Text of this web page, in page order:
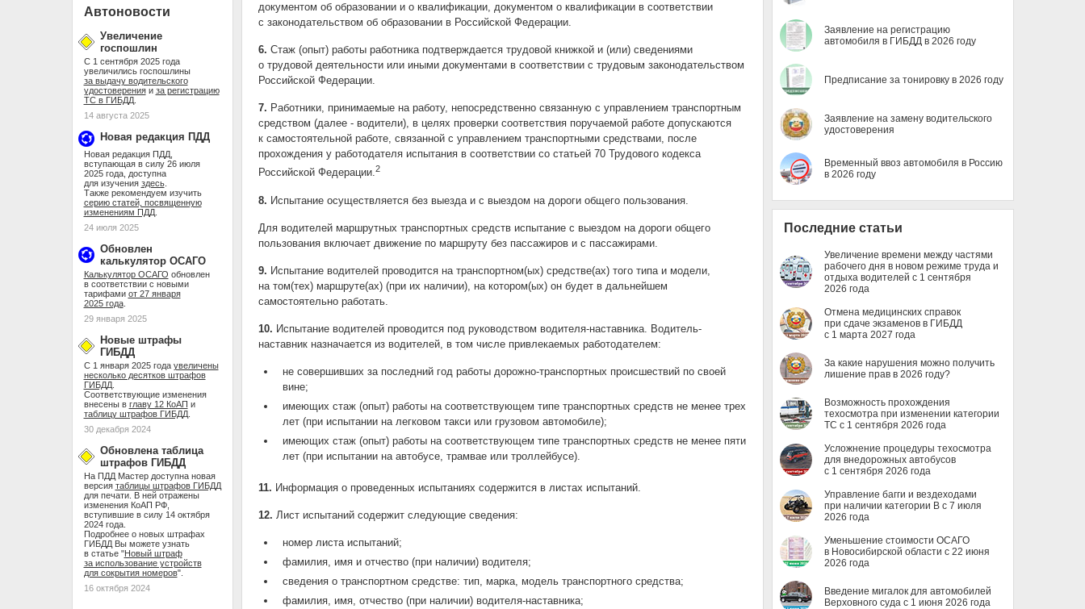
Автоновости
Увеличение
госпошлин
С 1 сентября 2025 года
увеличились госпошлины
за выдачу водительского
удостоверенияи за регистрацию
ТС в ГИБДД.
14 августа 2025
Новая редакция ПДД
Новая редакция ПДД,
вступающая в силу 26 июля
2025 года, доступна
для изучения здесь.
Также рекомендуем изучить
серию статей, посвященную
изменениям ПДД.
24 июля 2025
Обновлен
калькулятор ОСАГО
Калькулятор ОСАГО обновлен
в соответствии с новыми
тарифами от 27 января
2025 года.
29 января 2025
Новые штрафы
ГИБДД
С 1 января 2025 года увеличены
несколько десятков штрафов
ГИБДД.
Соответствующие изменения
внесены в главу 12 КоАП и
таблицу штрафов ГИБДД.
30 декабря 2024
Обновлена таблица
штрафов ГИБДД
На ПДД Мастер доступна новая
версия таблицы штрафов ГИБДД
для печати. В ней отражены
изменения КоАП РФ,
вступившие в силу 14 октября
2024 года.
Подробнее о новых штрафах
ГИБДД Вы можете узнать
в статье "Новый штраф
за использование устройств
для сокрытия номеров".
16 октября 2024
документом об образовании и о квалификации, документом о квалификации в соответствии
с законодательством об образовании в Российской Федерации.
6. Стаж (опыт) работы работника подтверждается трудовой книжкой и (или) сведениями
о трудовой деятельности или иными документами в соответствии с трудовым законодательством
Российской Федерации.
7. Работники, принимаемые на работу, непосредственно связанную с управлением транспортным
средством (далее - водители), в целях проверки соответствия поручаемой работе допускаются
к самостоятельной работе, связанной с управлением транспортными средствами, после
прохождения у работодателя испытания в соответствии со статьей 70 Трудового кодекса
Российской Федерации.2
8. Испытание осуществляется без выезда и с выездом на дороги общего пользования.
Для водителей маршрутных транспортных средств испытание с выездом на дороги общего
пользования включает движение по маршруту без пассажиров и с пассажирами.
9. Испытание водителей проводится на транспортном(ых) средстве(ах) того типа и модели,
на том(тех) маршруте(ах) (при их наличии), на котором(ых) он будет в дальнейшем
самостоятельно работать.
10. Испытание водителей проводится под руководством водителя-наставника. Водитель-
наставник назначается из водителей, в том числе привлекаемых работодателем:
не совершивших за последний год работы дорожно-транспортных происшествий по своей
вине;
имеющих стаж (опыт) работы на соответствующем типе транспортных средств не менее трех
лет (при испытании на легковом такси или грузовом автомобиле);
имеющих стаж (опыт) работы на соответствующем типе транспортных средств не менее пяти
лет (при испытании на автобусе, трамвае или троллейбусе).
11. Информация о проведенных испытаниях содержится в листах испытаний.
12. Лист испытаний содержит следующие сведения:
номер листа испытаний;
фамилия, имя и отчество (при наличии) водителя;
сведения о транспортном средстве: тип, марка, модель транспортного средства;
фамилия, имя, отчество (при наличии) водителя-наставника;
Заявление на регистрацию
автомобиля в ГИБДД в 2026 году
Предписание за тонировку в 2026 году
Заявление на замену водительского
удостоверения
Временный ввоз автомобиля в Россию
в 2026 году
Последние статьи
Увеличение времени между частями
рабочего дня в новом режиме труда и
отдыха водителей с 1 сентября
2026 года
Отмена медицинских справок
при сдаче экзаменов в ГИБДД
с 1 марта 2027 года
За какие нарушения можно получить
лишение прав в 2026 году?
Возможность прохождения
техосмотра при изменении категории
ТС с 1 сентября 2026 года
Усложнение процедуры техосмотра
для внедорожных автобусов
с 1 сентября 2026 года
Управление багги и вездеходами
при наличии категории B с 7 июля
2026 года
Уменьшение стоимости ОСАГО
в Новосибирской области с 22 июня
2026 года
Введение мигалок для автомобилей
Верховного суда с 1 июня 2026 года